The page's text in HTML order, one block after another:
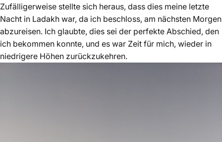
Zufälligerweise stellte sich heraus, dass dies meine letzte
Nacht in Ladakh war, da ich beschloss, am nächsten Morgen
abzureisen. Ich glaubte, dies sei der perfekte Abschied, den
ich bekommen konnte, und es war Zeit für mich, wieder in
niedrigere Höhen zurückzukehren.